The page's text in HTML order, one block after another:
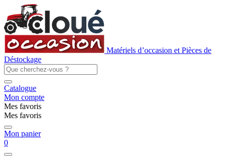
Matériels d’occasion et Pièces de
Déstockage
Catalogue
Mon compte
Mes favoris
Mes favoris
Mon panier
0